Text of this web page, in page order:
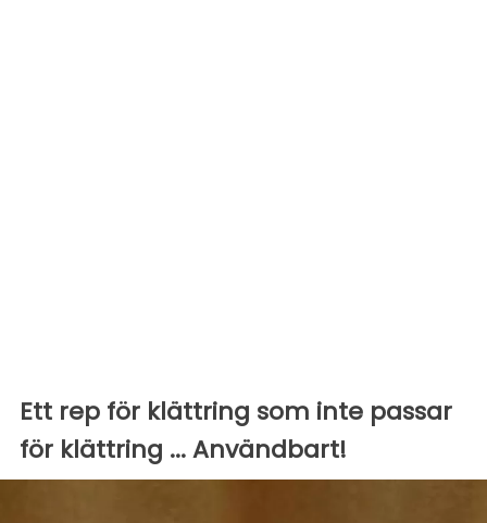
Ett rep för klättring som inte passar
för klättring ... Användbart!